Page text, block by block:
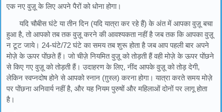
एक नए वुज़ू के लिए अपने पैरों को धोना होगा।
यदि चौबीस घंटे या तीन दिन (यदि यात्रा कर रहे हैं) के अंत में आपका वुज़ू बचा
हुआ है, तो आपको तब तक वुज़ू करने की आवश्यकता नहीं है जब तक कि आपका वुज़ू
न टूट जाये। 24-घंटे/72 घंटे का समय तब शुरू होता है जब आप पहली बार अपने
मोज़े के ऊपर पोंछते हैं। जो चीज़े नियमित वुज़ू को तोड़ती हैं वही मोज़े के ऊपर पोंछने
से किए गए वुज़ू को तोड़ती हैं। उदाहरण के लिए, नींद आपके वुज़ू को तोड़ देगी,
लेकिन स्वप्नदोष होने से आपको स्नान (ग़ुस्ल) करना होगा। यात्रा करते समय मोज़े
पर पोंछना अनिवार्य नहीं है, और यह नियम पुरुषों और महिलाओं दोनों पर लागू होता
है।